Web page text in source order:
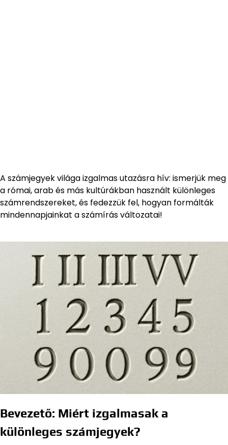
A számjegyek világa izgalmas utazásra hív: ismerjük meg
a római, arab és más kultúrákban használt különleges
számrendszereket, és fedezzük fel, hogyan formálták
mindennapjainkat a számírás változatai!
Bevezető: Miért izgalmasak a
különleges számjegyek?